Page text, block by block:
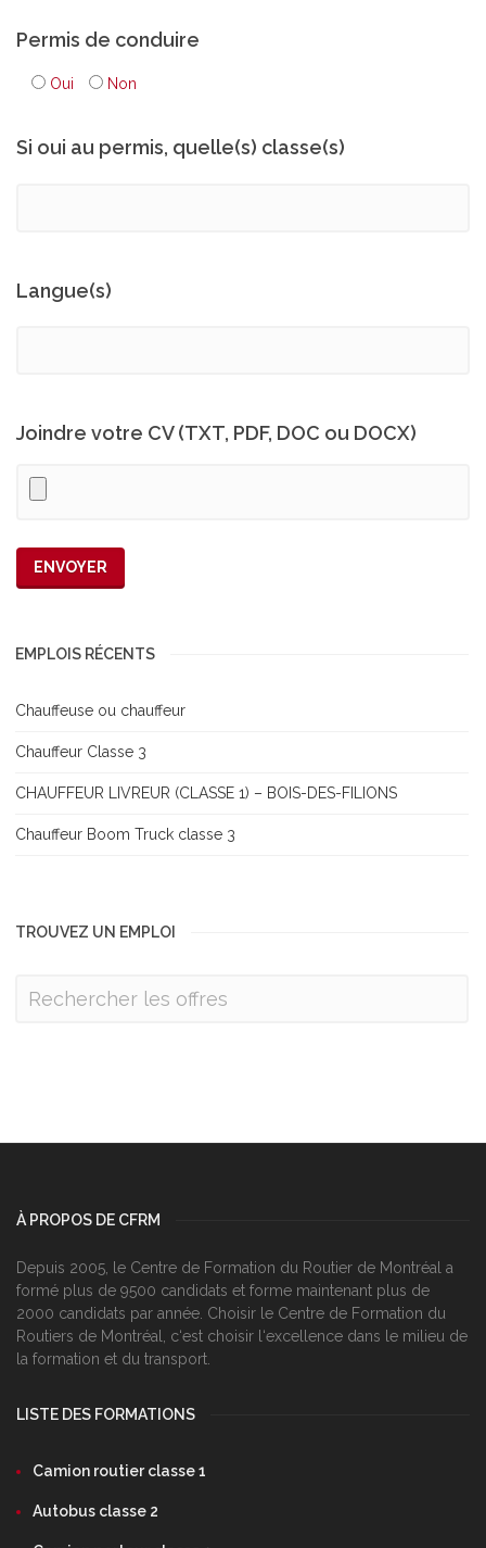
Permis de conduire
Oui Non
Si oui au permis, quelle(s) classe(s)
Langue(s)
Joindre votre CV (TXT, PDF, DOC ou DOCX)
EMPLOIS RÉCENTS
Chauffeuse ou chauffeur
Chauffeur Classe 3
CHAUFFEUR LIVREUR (CLASSE 1) – BOIS-DES-FILIONS
Chauffeur Boom Truck classe 3
TROUVEZ UN EMPLOI
À PROPOS DE CFRM
Depuis 2005, le Centre de Formation du Routier de Montréal a
formé plus de 9500 candidats et forme maintenant plus de
2000 candidats par année. Choisir le Centre de Formation du
Routiers de Montréal, c‘est choisir l‘excellence dans le milieu de
la formation et du transport.
LISTE DES FORMATIONS
Camion routier classe 1
Autobus classe 2